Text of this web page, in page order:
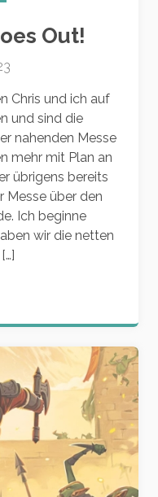
Out!
Chris und ich auf
und sind die
nahenden Messe
mehr mit Plan an
übrigens bereits
Messe über den
Ich beginne
wir die netten